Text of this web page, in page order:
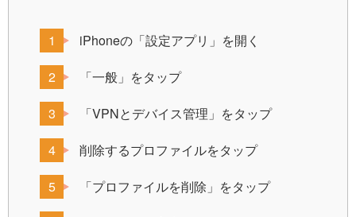
iPhoneの「設定アプリ」を開く
「一般」をタップ
「VPNとデバイス管理」をタップ
削除するプロファイルをタップ
「プロファイルを削除」をタップ